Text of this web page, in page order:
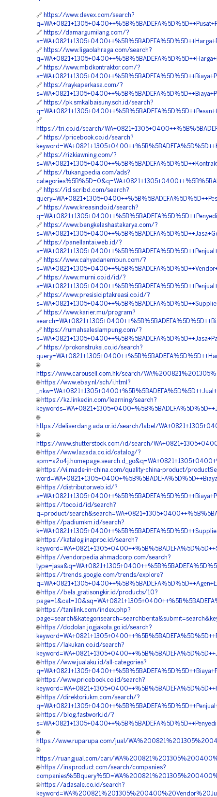
🔗 https://www.devex.com/search?
🔗 https://damargumilang.com/?
🔗 https://www.ligaolahraga.com/search?
🔗 https://www.mbdkontraktor.com/?
🔗 https://raykaperkasa.com/?
🔗 https://pk.smkalbaisuny.sch.id/search?
🔗
https://tri.co.id/search/
🔗 https://pricebook.co.id/search?
🔗 https://rizkiawning.com/?
🔗 https://tukangpedia.com/ads?
🔗 https://id.scribd.com/search?
🔗 https://www.kreasindo.id/search?
🔗 https://www.bengkelashastakarya.com/?
🔗 https://panellantai.web.id/?
🔗 https://www.cahyadanembun.com/?
🔗 https://www.murni.co.id/id/?
🔗 https://www.presisiciptakreasi.co.id/?
🔗 https://www.karier.mu/program?
🔗 https://rumahsaleslampung.com/?
🔗 https://prokonstruksi.co.id/search?
🌐
https://www.carousell.com.hk/search/
🌐 https://www.ebay.nl/sch/i.html?
🌐 https://kz.linkedin.com/learning/search?
🌐
https://deliserdang.ada.or.id/search/label/
🌐
https://www.shutterstock.com/id/search/
🌐 https://www.lazada.co.id/catalog/?
🌐 https://vi.made-in-china.com/quality-china-product/
🌐 https://distributor.web.id/?
🌐 https://toco.id/id/search?
q=product/
🌐 https://padiumkm.id/search?
🌐 https://katalog.inaproc.id/search?
🌐 https://vendorpedia.ahmadcorp.com/search?
🌐 https://trends.google.com/trends/explore?
🌐 https://bela.gratisongkir.id/products/10?
🌐 https://tanilink.com/index.php?
🌐 https://dodolan.jogjakota.go.id/search?
🌐 https://lakukan.co.id/search?
🌐 https://www.jualaku.id/all-categories?
🌐 https://www.pricebook.co.id/search?
🌐 https://direktoriukm.com/search/?
🌐 https://blog.fastwork.id/?
🌐
https://www.ruparupa.com/jual/
🌐
https://ruangjual.com/cari/
🌐 https://inaproduct.com/search/companies?
🌐 https://adasale.co.id/search?